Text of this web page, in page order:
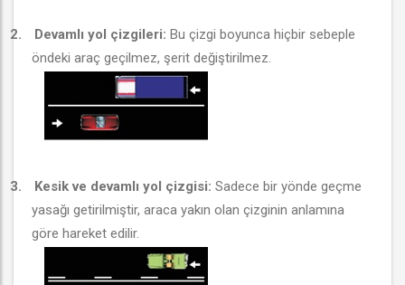
2. Devamlı yol çizgileri: Bu çizgi boyunca hiçbir sebeple
öndeki araç geçilmez, şerit değiştirilmez.
3. Kesik ve devamlı yol çizgisi: Sadece bir yönde geçme
yasağı getirilmiştir, araca yakın olan çizginin anlamına
göre hareket edilir.